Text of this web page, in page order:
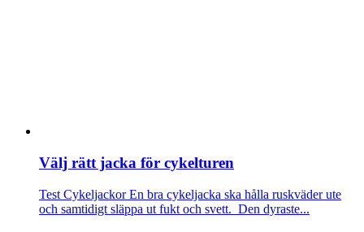
Välj rätt jacka för cykelturen
Test CykeljackorEn bra cykeljacka ska hålla ruskväder ute
och samtidigt släppa ut fukt och svett. Den dyraste...